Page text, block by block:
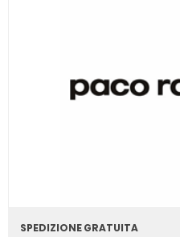
SPEDIZIONE GRATUITA